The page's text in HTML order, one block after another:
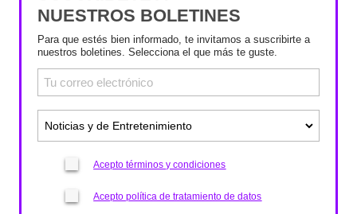
NUESTROS BOLETINES
Para que estés bien informado, te invitamos a suscribirte a
nuestros boletines. Selecciona el que más te guste.
Acepto términos y condiciones
Acepto política de tratamiento de datos